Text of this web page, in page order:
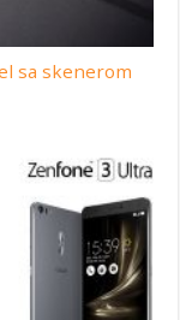
sa skenerom